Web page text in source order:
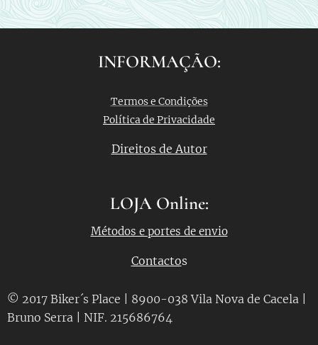
INFORMAÇÃO:
Termos e Condições
Política de Privacidade
Direitos de Autor
LOJA Online:
Métodos e portes de envio
Contactos
© 2017 Biker´s Place | 8900-038 Vila Nova de Cacela |
Bruno Serra | NIF. 215686764